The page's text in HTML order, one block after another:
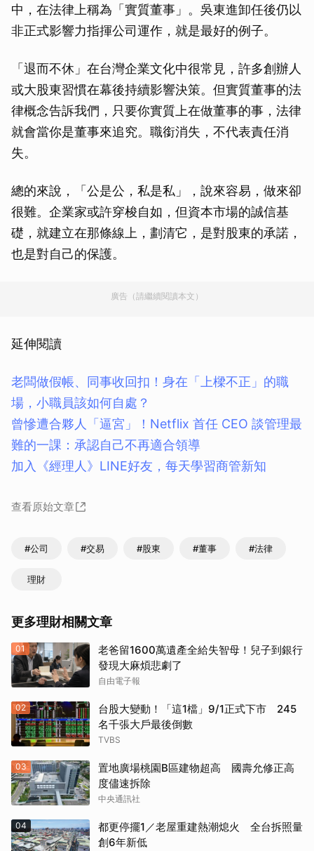
中，在法律上稱為「實質董事」。吳東進卸任後仍以
非正式影響力指揮公司運作，就是最好的例子。
「退而不休」在台灣企業文化中很常見，許多創辦人
或大股東習慣在幕後持續影響決策。但實質董事的法
律概念告訴我們，只要你實質上在做董事的事，法律
就會當你是董事來追究。職銜消失，不代表責任消
失。
總的來說，「公是公，私是私」，說來容易，做來卻
很難。企業家或許穿梭自如，但資本市場的誠信基
礎，就建立在那條線上，劃清它，是對股東的承諾，
也是對自己的保護。
廣告（請繼續閱讀本文）
延伸閱讀
老闆做假帳、同事收回扣！身在「上樑不正」的職
場，小職員該如何自處？
曾慘遭合夥人「逼宮」！Netflix 首任 CEO 談管理最
難的一課：承認自己不再適合領導
加入《經理人》LINE好友，每天學習商管新知
查看原始文章
#公司 #交易 #股東 #董事 #法律
理財
更多理財相關文章
01
老爸留1600萬遺產全給失智母！兒子到銀行
發現大麻煩悲劇了
自由電子報
02
台股大變動！「這1檔」9/1正式下市 245
名千張大戶最後倒數
TVBS
03
置地廣場桃園B區建物超高 國壽允修正高
度儘速拆除
中央通訊社
04
都更停擺1／老屋重建熱潮熄火 全台拆照量
創6年新低